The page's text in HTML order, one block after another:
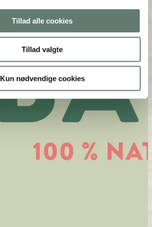
Tillad alle cookies
Tillad valgte
Kun nødvendige cookies